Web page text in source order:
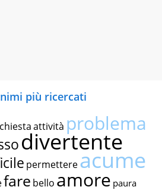
più ricercati
attività problema
divertente
permettereacume
fare bello amore paura